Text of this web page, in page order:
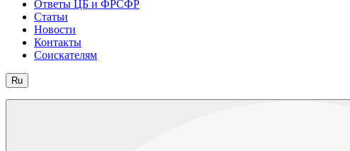
Ответы ЦБ и ФРСФР
Статьи
Новости
Контакты
Соискателям
Ru